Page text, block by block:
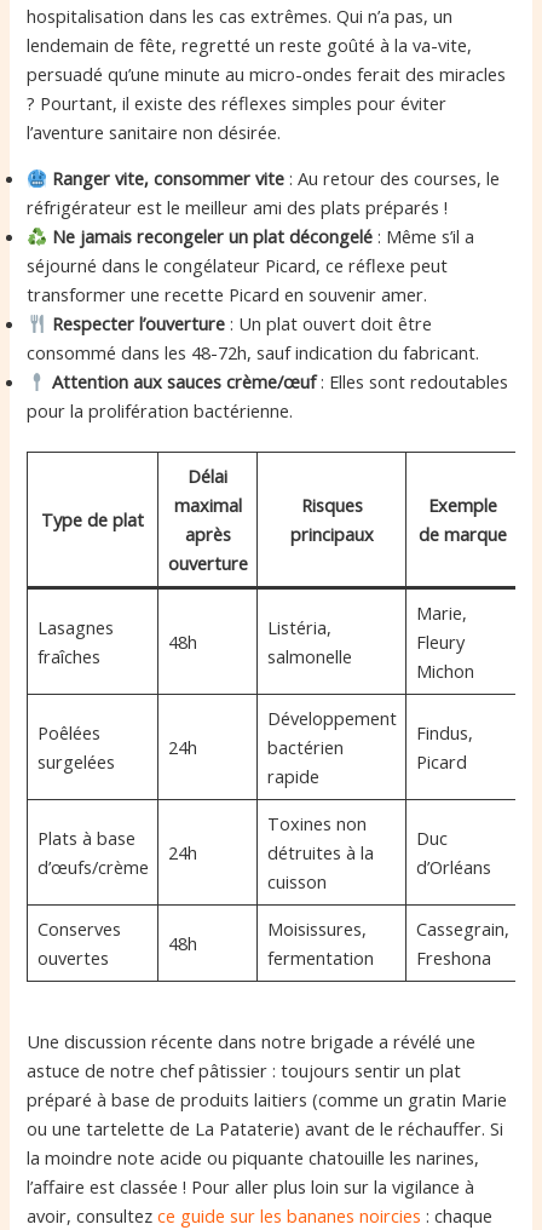
hospitalisation dans les cas extrêmes. Qui n’a pas, un
lendemain de fête, regretté un reste goûté à la va-vite,
persuadé qu’une minute au micro-ondes ferait des miracles
? Pourtant, il existe des réflexes simples pour éviter
l’aventure sanitaire non désirée.
Ranger vite, consommer vite : Au retour des courses, le
réfrigérateur est le meilleur ami des plats préparés !
Ne jamais recongeler un plat décongelé : Même s’il a
séjourné dans le congélateur Picard, ce réflexe peut
transformer une recette Picard en souvenir amer.
Respecter l’ouverture : Un plat ouvert doit être
consommé dans les 48-72h, sauf indication du fabricant.
Attention aux sauces crème/œuf: Elles sont redoutables
pour la prolifération bactérienne.
Type de plat
Délai
maximal
après
ouverture
Risques
principaux
Exemple
de marque
Lasagnes
fraîches
48h
Listéria,
salmonelle
Marie,
Fleury
Michon
Poêlées
surgelées
24h
Développement
bactérien
rapide
Findus,
Picard
Plats à base
d’œufs/crème
24h
Toxines non
détruites à la
cuisson
Duc
d’Orléans
Conserves
ouvertes
48h
Moisissures,
fermentation
Cassegrain,
Freshona
Une discussion récente dans notre brigade a révélé une
astuce de notre chef pâtissier : toujours sentir un plat
préparé à base de produits laitiers (comme un gratin Marie
ou une tartelette de La Pataterie) avant de le réchauffer. Si
la moindre note acide ou piquante chatouille les narines,
l’affaire est classée ! Pour aller plus loin sur la vigilance à
avoir, consultezce guide sur les bananes noircies : chaque